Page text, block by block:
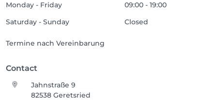
Monday - Friday
09:00 - 19:00
Saturday - Sunday
Closed
Termine nach Vereinbarung
Contact
Jahnstraße 9
82538 Geretsried